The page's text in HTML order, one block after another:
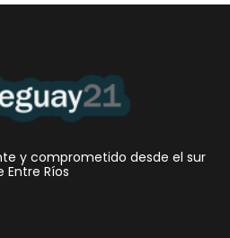
y comprometido desde el sur
Entre Ríos